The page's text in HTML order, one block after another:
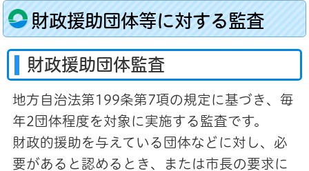
財政援助団体等に対する監査
財政援助団体監査
地方自治法第199条第7項の規定に基づき、毎
年2団体程度を対象に実施する監査です。
財政的援助を与えている団体などに対し、必
要があると認めるとき、または市長の要求に